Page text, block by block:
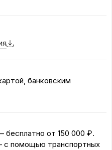
банковским
бесплатно от 150 000 ₽.
с помощью транспортных